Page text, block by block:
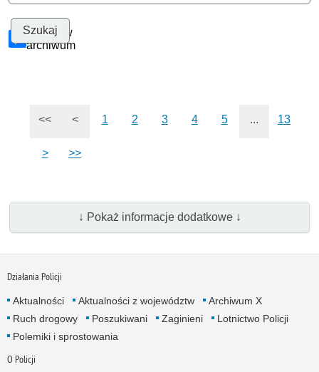
Szukaj w
archiwum
<< < 1 2 3 4 5 ... 13
> >>
↓ Pokaż informacje dodatkowe ↓
Działania Policji
Aktualności Aktualności z województw
Archiwum X
Ruch drogowy
Poszukiwani Zaginieni
Lotnictwo Policji
Polemiki i sprostowania
O Policji